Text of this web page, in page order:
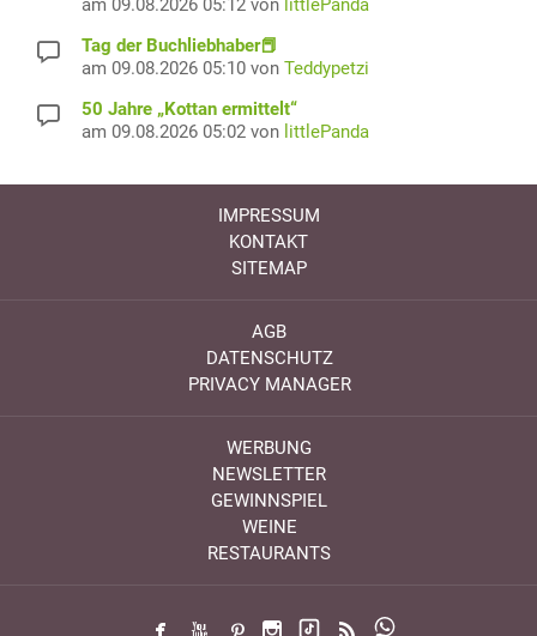
am 09.08.2026 05:12 von littlePanda
Tag der Buchliebhaber📕
am 09.08.2026 05:10 von Teddypetzi
50 Jahre „Kottan ermittelt“
am 09.08.2026 05:02 von littlePanda
IMPRESSUM
KONTAKT
SITEMAP
AGB
DATENSCHUTZ
PRIVACY MANAGER
WERBUNG
NEWSLETTER
GEWINNSPIEL
WEINE
RESTAURANTS